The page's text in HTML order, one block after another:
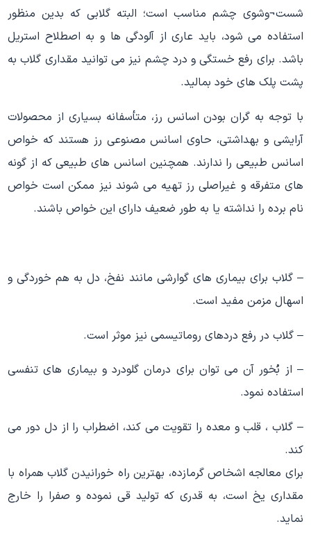
شست¬وشوی چشم مناسب است؛ البته گلابی که بدین منظور
استفاده می شود، باید عاری از آلودگی ها و به اصطلاح استریل
باشد. برای رفع خستگی و درد چشم نیز می توانید مقداری گلاب به
پشت پلک های خود بمالید.
با توجه به گران بودن اسانس رز، متأسفانه بسیاری از محصولات
آرایشی و بهداشتی، حاوی اسانس مصنوعی رز هستند که خواص
اسانس طبیعی را ندارند. همچنین اسانس های طبیعی که از گونه
های متفرقه و غیراصلی رز تهیه می شوند نیز ممکن است خواص
نام برده را نداشته یا به طور ضعیف دارای این خواص باشند.
– گلاب برای بیماری های گوارشی مانند نفخ، دل به هم خوردگی و
اسهال مزمن مفید است.
– گلاب در رفع دردهای روماتیسمی نیز موثر است.
– از بُخور آن می توان برای درمان گلودرد و بیماری های تنفسی
استفاده نمود.
– گلاب ، قلب و معده را تقویت می کند، اضطراب را از دل دور می
کند.
براى معالجه اشخاص گرمازده، بهترین راه خورانیدن گلاب همراه با
مقداری یخ است، به قدرى که تولید قى نموده و صفرا را خارج
نماید.